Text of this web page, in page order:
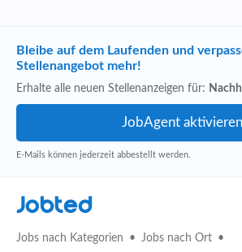
Bleibe auf dem Laufenden und
Stellenangebot mehr!
Erhalte alle neuen Stellenanzeigen für:
E-Mails können jederzeit abbestellt werden.
Jobted
Jobs nach Kategorien Jobs nach Ort